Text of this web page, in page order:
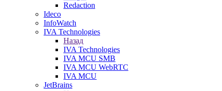
Redaction
Ideco
InfoWatch
IVA Technologies
Назад
IVA Technologies
IVA MCU SMB
IVA MCU WebRTC
IVA MCU
JetBrains